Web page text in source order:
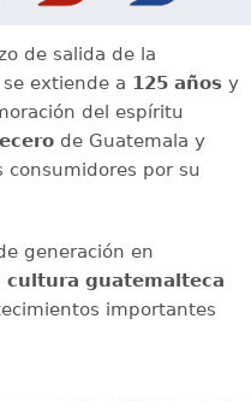
de salida de la
extiende a 125 añosy
del espíritu
de Guatemala y
consumidores por su
generación en
cultura guatemalteca
importantes